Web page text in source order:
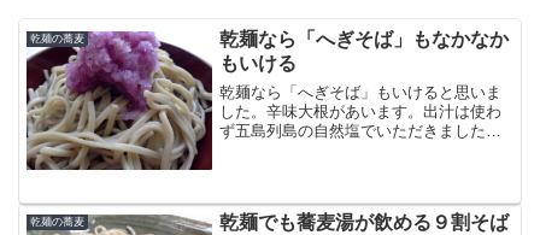
乾麺の蕎麦
乾麺なら「へぎそば」もなかなか
もいける
乾麺なら「へぎそば」もいけると思いま
した。辛味大根があいます。出汁は使わ
ず五島列島の自然塩でいただきました。
しめます。おいしくいただ...
乾麺の蕎麦
乾麺でも蕎麦湯が飲める９割そば